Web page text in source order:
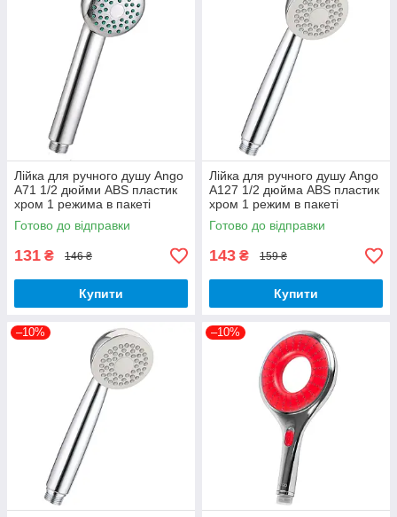
Лійка для ручного душу Ango
А71 1/2 дюйми ABS пластик
хром 1 режима в пакеті
Готово до відправки
131 ₴ 146 ₴
Купити
Лійка для ручного душу Ango
А127 1/2 дюйма ABS пластик
хром 1 режим в пакеті
Готово до відправки
143 ₴ 159 ₴
Купити
–10% –10%